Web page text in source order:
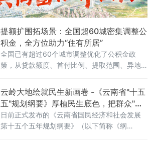
提额扩围拓场景：全国超60城密集调整公
积金，全方位助力“住有所居”
全国已有超过60个城市调整优化了公积金政
策，从贷款额度、首付比例、提取范围、异地
进一步释放住房消费潜力、保障民生福祉。
2026年《政府工作报告》明确提出“深化住房公
积金制度改革”，各地探索实践表明，住房公积
金正从单一“购房融资工具”加速转型为覆盖居
民“购、租、修、养”全居住生命
云岭大地绘就民生新画卷 -《云南省"十五
五"规划纲要》厚植民生底色，把群众"急
难愁盼"写进发展路线图
日前正式发布的《云南省国民经济和社会发展
第十五个五年规划纲要》（以下简称《纲